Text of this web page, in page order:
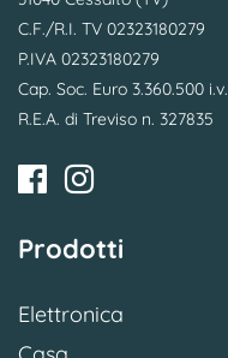
C.F./R.I. TV 02323180279
P.IVA 02323180279
Cap. Soc. Euro 3.360.500 i.v.
R.E.A. di Treviso n. 327835
Prodotti
Elettronica